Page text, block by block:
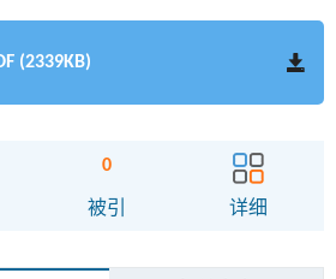
(2339KB)
0
被引 详细